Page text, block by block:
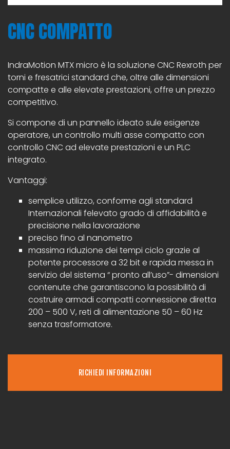
CNC COMPATTO
IndraMotion MTX micro è la soluzione CNC Rexroth per
torni e fresatrici standard che, oltre alle dimensioni
compatte e alle elevate prestazioni, offre un prezzo
competitivo.
Si compone di un pannello ideato sule esigenze
operatore, un controllo multi asse compatto con
controllo CNC ad elevate prestazioni e un PLC
integrato.
Vantaggi:
semplice utilizzo, conforme agli standard
Internazionali felevato grado di affidabilità e
precisione nella lavorazione
preciso fino al nanometro
massima riduzione dei tempi ciclo grazie al
potente processore a 32 bit e rapida messa in
servizio del sistema “ pronto all’uso”- dimensioni
contenute che garantiscono la possibilità di
costruire armadi compatti connessione diretta
200 – 500 V, reti di alimentazione 50 – 60 Hz
senza trasformatore.
RICHIEDI INFORMAZIONI